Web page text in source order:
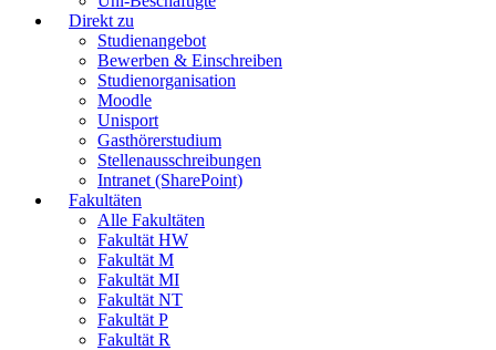
Direkt zu
Studienangebot
Bewerben & Einschreiben
Studienorganisation
Moodle
Unisport
Gasthörerstudium
Stellenausschreibungen
Intranet (SharePoint)
Fakultäten
Alle Fakultäten
Fakultät HW
Fakultät M
Fakultät MI
Fakultät NT
Fakultät P
Fakultät R